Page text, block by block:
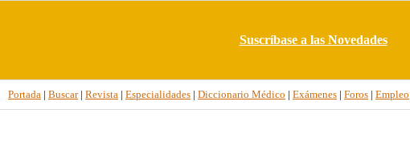
Suscríbase a las Novedades
Portada | Buscar| Revista | Especialidades | Diccionario Médico | Exámenes | Foros | Empleo